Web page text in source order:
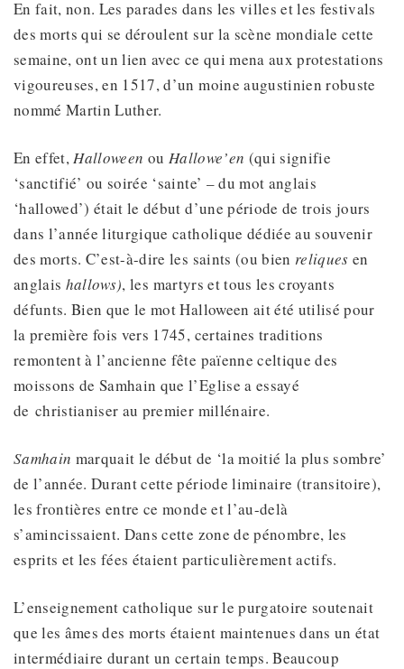
En fait, non. Les parades dans les villes et les festivals
des morts qui se déroulent sur la scène mondiale cette
semaine, ont un lien avec ce qui mena aux protestations
vigoureuses, en 1517, d’un moine augustinien robuste
nommé Martin Luther.
En effet,Halloween ou Hallowe’en (qui signifie
‘sanctifié’ ou soirée ‘sainte’ – du mot anglais
‘hallowed’) était le début d’une période de trois jours
dans l’année liturgique catholique dédiée au souvenir
des morts. C’est-à-dire les saints (ou bien reliques en
anglais hallows), les martyrs et tous les croyants
défunts. Bien que le mot Halloween ait été utilisé pour
la première fois vers 1745, certaines traditions
remontent à l’ancienne fête païenne celtique des
moissons de Samhain que l’Eglise a essayé
de christianiser au premier millénaire.
Samhain marquait le début de ‘la moitié la plus sombre’
de l’année. Durant cette période liminaire (transitoire),
les frontières entre ce monde et l’au-delà
s’amincissaient. Dans cette zone de pénombre, les
esprits et les fées étaient particulièrement actifs.
L’enseignement catholique sur le purgatoire soutenait
que les âmes des morts étaient maintenues dans un état
intermédiaire durant un certain temps. Beaucoup